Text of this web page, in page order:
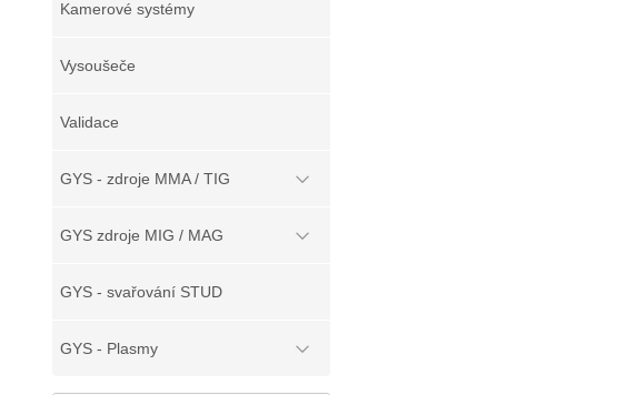
Kamerové systémy
Vysoušeče
Validace
GYS - zdroje MMA / TIG
GYS zdroje MIG / MAG
GYS - svařování STUD
GYS - Plasmy